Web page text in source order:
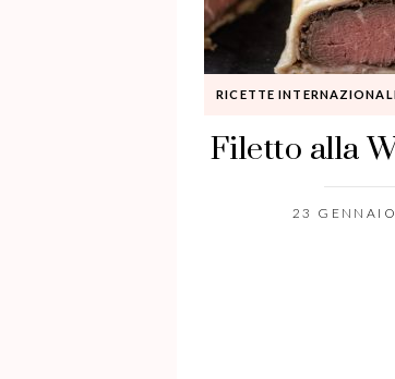
RICETTE
Filetto alla
23